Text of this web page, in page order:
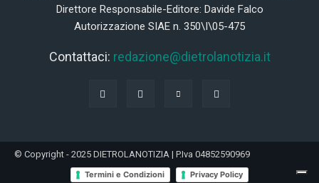
Direttore Responsabile-Editore: Davide Falco
Autorizzazione SIAE n. 350\I\05-475
Contattaci: redazione@dietrolanotizia.it
© Copyright - 2025 DIETROLANOTIZIA | P.Iva 04852590969
Termini e Condizioni Privacy Policy